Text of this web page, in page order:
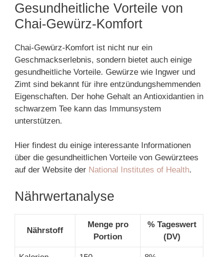
Gesundheitliche Vorteile von
Chai-Gewürz-Komfort
Chai-Gewürz-Komfort ist nicht nur ein
Geschmackserlebnis, sondern bietet auch einige
gesundheitliche Vorteile. Gewürze wie Ingwer und
Zimt sind bekannt für ihre entzündungshemmenden
Eigenschaften. Der hohe Gehalt an Antioxidantien in
schwarzem Tee kann das Immunsystem
unterstützen.
Hier findest du einige interessante Informationen
über die gesundheitlichen Vorteile von Gewürztees
auf der Website der National Institutes of Health.
Nährwertanalyse
Nährstoff
Menge pro
Portion
% Tageswert
(DV)